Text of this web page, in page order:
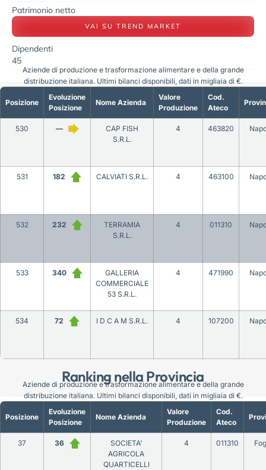
Patrimonio netto
VAI SU TREND MARKET
Dipendenti
45
Ranking nella Provincia
Posizione
Evoluzione
Posizione
Nome Azienda
Valore
Produzione
Cod.
Ateco
530 —
CAP FISH
S.R.L.
4 463820
531 182 CALVIATI S.R.L. 4 463100
532 232
TERRAMIA
S.R.L.
4 011310
533 340
GALLERIA
COMMERCIALE
53 S.R.L.
4 471990
534 72 I D C A M S.R.L. 4 107200
Aziende di produzione e trasformazione alimentare e della grande
distribuzione italiana. Ultimi bilanci disponibili, dati in migliaia di €.
Posizione
Evoluzione
Posizione
Nome Azienda
Valore
Produzione
Cod.
Ateco
37 36
SOCIETA’
AGRICOLA
QUARTICELLI
4 011310
Aziende di produzione e trasformazione alimentare e della grande
distribuzione italiana. Ultimi bilanci disponibili, dati in migliaia di €.